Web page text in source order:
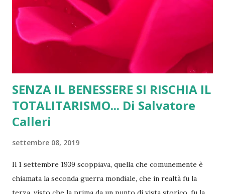
Turchia guerriera? L'Unione Europea appare lenta e sotto
ricatto da parte della Turchia che vien finanziata per far da
tappo alla immigrazione proveniente d...
SENZA IL BENESSERE SI RISCHIA IL
TOTALITARISMO... Di Salvatore
Calleri
settembre 08, 2019
Il 1 settembre 1939 scoppiava, quella che comunemente è
chiamata la seconda guerra mondiale, che in realtà fu la